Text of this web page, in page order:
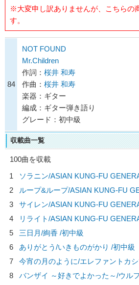
※大変申し訳ありませんが、こちらの
す。
84
NOT FOUND
Mr.Children
作詞： 桜井 和寿
作曲： 桜井 和寿
楽器：ギター
編成：ギター弾き語り
グレード：初中級
収載曲一覧
100曲を収載
1
ソラニン/ASIAN KUNG-FU
2
ループ&ループ/ASIAN KUNG-FU
3
サイレン/ASIAN KUNG-FU
4
リライト/ASIAN KUNG-FU
5
三日月/絢香 /初中級
6
ありがとう/いきものがかり /初中級
7
今宵の月のように/エレファントカ
8
バンザイ ～好きでよかった～/ウル